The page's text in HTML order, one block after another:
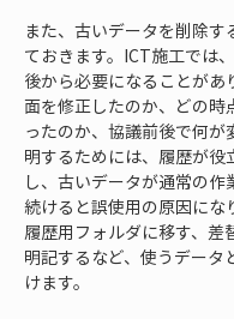
また、古いデータを削除す
ておきます。ICT施工では
後から必要になることがあ
面を修正したのか、どの時
ったのか、協議前後で何が
明するためには、履歴が役
し、古いデータが通常の作
続けると誤使用の原因にな
履歴用フォルダに移す、差
明記するなど、使うデータ
けます。